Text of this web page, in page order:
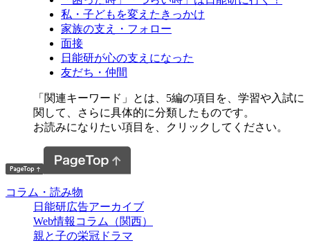
私・子どもを変えたきっかけ
家族の支え・フォロー
面接
日能研が心の支えになった
友だち・仲間
「関連キーワード」とは、5編の項目を、学習や入試に
関して、さらに具体的に分類したものです。
お読みになりたい項目を、クリックしてください。
コラム・読み物
日能研広告アーカイブ
Web情報コラム（関西）
親と子の栄冠ドラマ